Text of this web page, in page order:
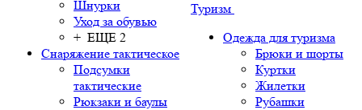
Шнурки
Уход за обувью
+ ЕЩЕ 2
Снаряжение тактическое
Подсумки
тактические
Рюкзаки и баулы
Туризм
Одежда для туризма
Брюки и шорты
Куртки
Жилетки
Рубашки